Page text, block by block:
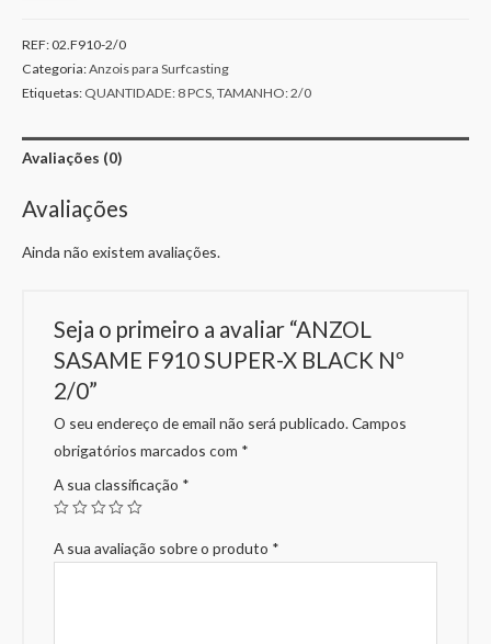
REF:02.F910-2/0
Categoria:Anzois para Surfcasting
Etiquetas: QUANTIDADE: 8 PCS, TAMANHO: 2/0
Avaliações (0)
Avaliações
Ainda não existem avaliações.
Seja o primeiro a avaliar “ANZOL
SASAME F910 SUPER-X BLACK Nº
2/0”
O seu endereço de email não será publicado. Campos
obrigatórios marcados com *
A sua classificação *
A sua avaliação sobre o produto *